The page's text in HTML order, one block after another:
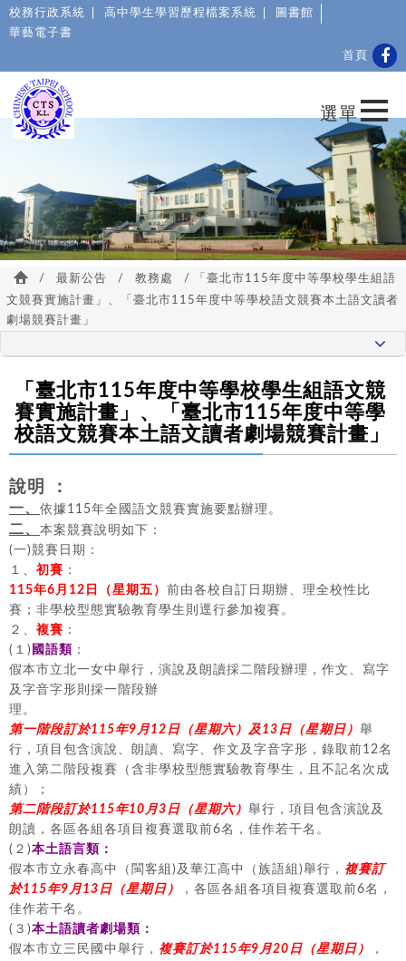
校務行政系統 高中學生學習歷程檔案系統
圖書館
華藝電子書
首頁
/ 最新公告 / 教務處
/ 「臺北市115年度中等學校學生組語
文競賽實施計畫」、「臺北市115年度中等學校語文競賽本土語文讀者
劇場競賽計畫」
「臺北市115年度中等學校學生組語文競
賽實施計畫」、「臺北市115年度中等學
校語文競賽本土語文讀者劇場競賽計畫」
說明 ：
一、 依據115年全國語文競賽實施要點辦理。
二、 本案競賽說明如下：
(一)競賽日期：
１、 初賽 ：
115年6月12日（星期五） 前由各校自訂日期辦、理全校性比
賽；非學校型態實驗教育學生則逕行參加複賽。
２、 複賽 ：
(１) 國語類 ：
假本市立北一女中舉行，演說及朗讀採二階段辦理，作文、寫字
及字音字形則採一階段辦
理。
第一階段訂於115年9月12日（星期六）及13日（星期日） 舉
行，項目包含演說、朗讀、寫字、作文及字音字形，錄取前12名
進入第二階段複賽（含非學校型態實驗教育學生，且不記名次成
績）；
第二階段訂於115年10月3日（星期六） 舉行，項目包含演說及
朗讀，各區各組各項目複賽選取前6名，佳作若干名。
(２)本土語言類：
假本市立永春高中（閩客組)及華江高中（族語組)舉行， 複賽訂
於115年9月13日（星期日）
，各區各組各項目複賽選取前6名，
佳作若干名。
(３)本土語讀者劇場類：
假本市立三民國中舉行， 複賽訂於115年9月20日（星期日）
，